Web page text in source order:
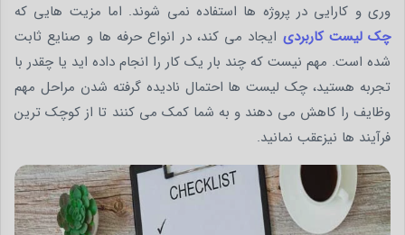
وری و کارایی در پروژه ها استفاده نمی شوند. اما مزیت هایی که
چک لیست کاربردی ایجاد می کند، در انواع حرفه ها و صنایع ثابت
شده است. مهم نیست که چند بار یک کار را انجام داده اید یا چقدر با
تجربه هستید، چک لیست ها احتمال نادیده گرفته شدن مراحل مهم
وظایف را کاهش می دهند و به شما کمک می کنند تا از کوچک ترین
فرآیند ها نیزعقب نمانید.